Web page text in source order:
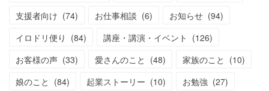
支援者向け (74) お仕事相談 (6) お知らせ (94)
イロドリ便り (84) 講座・講演・イベント (126)
お客様の声 (33) 愛さんのこと (48) 家族のこと (10)
娘のこと (84) 起業ストーリー (10) お勉強 (27)